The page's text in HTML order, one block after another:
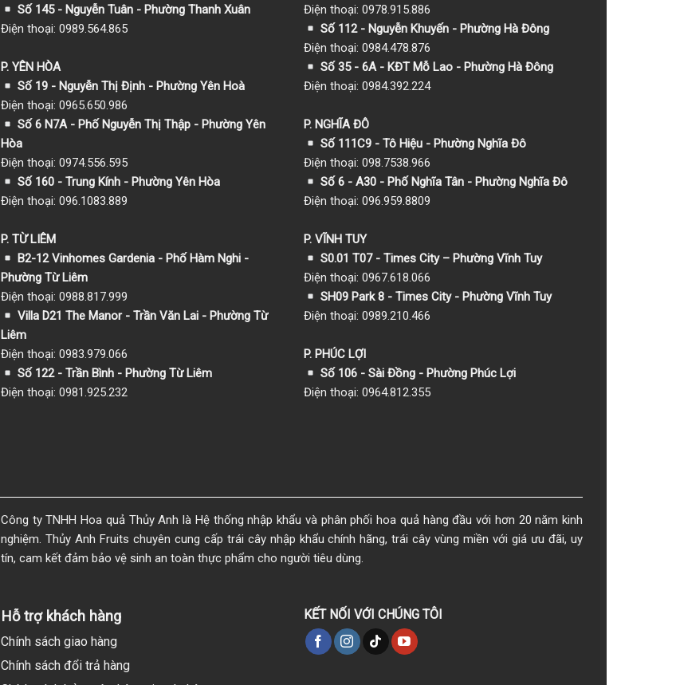
Số 145 - Nguyễn Tuân - Phường Thanh Xuân
Điện thoại: 0989.564.865
P. YÊN HÒA
Số 19 - Nguyễn Thị Định - Phường Yên Hoà
Điện thoại: 0965.650.986
Số 6 N7A - Phố Nguyễn Thị Thập - Phường Yên
Hòa
Điện thoại: 0974.556.595
Số 160 - Trung Kính - Phường Yên Hòa
Điện thoại: 096.1083.889
P. TỪ LIÊM
B2-12 Vinhomes Gardenia - Phố Hàm Nghi -
Phường Từ Liêm
Điện thoại: 0988.817.999
Villa D21 The Manor - Trần Văn Lai - Phường Từ
Liêm
Điện thoại: 0983.979.066
Số 122 - Trần Bình - Phường Từ Liêm
Điện thoại: 0981.925.232
Điện thoại: 0978.915.886
Số 112 - Nguyễn Khuyến - Phường Hà Đông
Điện thoại: 0984.478.876
Số 35 - 6A - KĐT Mỗ Lao - Phường Hà Đông
Điện thoại: 0984.392.224
P. NGHĨA ĐÔ
Số 111C9 - Tô Hiệu - Phường Nghĩa Đô
Điện thoại: 098.7538.966
Số 6 - A30 - Phố Nghĩa Tân - Phường Nghĩa Đô
Điện thoại: 096.959.8809
P. VĨNH TUY
S0.01 T07 - Times City – Phường Vĩnh Tuy
Điện thoại: 0967.618.066
SH09 Park 8 - Times City - Phường Vĩnh Tuy
Điện thoại: 0989.210.466
P. PHÚC LỢI
Số 106 - Sài Đồng - Phường Phúc Lợi
Điện thoại: 0964.812.355
Công ty TNHH Hoa quả Thủy Anh là Hệ thống nhập khẩu và phân phối hoa quả hàng đầu với hơn 20 năm kinh
nghiệm. Thủy Anh Fruits chuyên cung cấp trái cây nhập khẩu chính hãng, trái cây vùng miền với giá ưu đãi, uy
tín, cam kết đảm bảo vệ sinh an toàn thực phẩm cho người tiêu dùng.
Hỗ trợ khách hàng
Chính sách giao hàng
Chính sách đổi trả hàng
KẾT NỐI VỚI CHÚNG TÔI